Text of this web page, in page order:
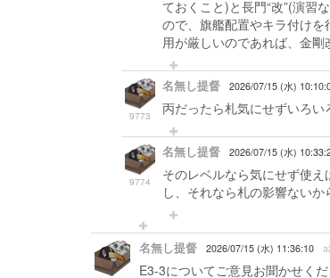
ておくこと)と長門“改”(演習
ので、旗艦配置やキラ付け
用が厳しいのであれば、金剛
9773
名無し提督 2026/07/15 (水)
丙だったら札気にせずいろ
9774
名無し提督 2026/07/15 (水)
そのレベルなら気にせず使
し、それなら札の影響ない
名無し提督 2026/07/15 (水) 11:36:10
E3-3についてご意見お聞かせく